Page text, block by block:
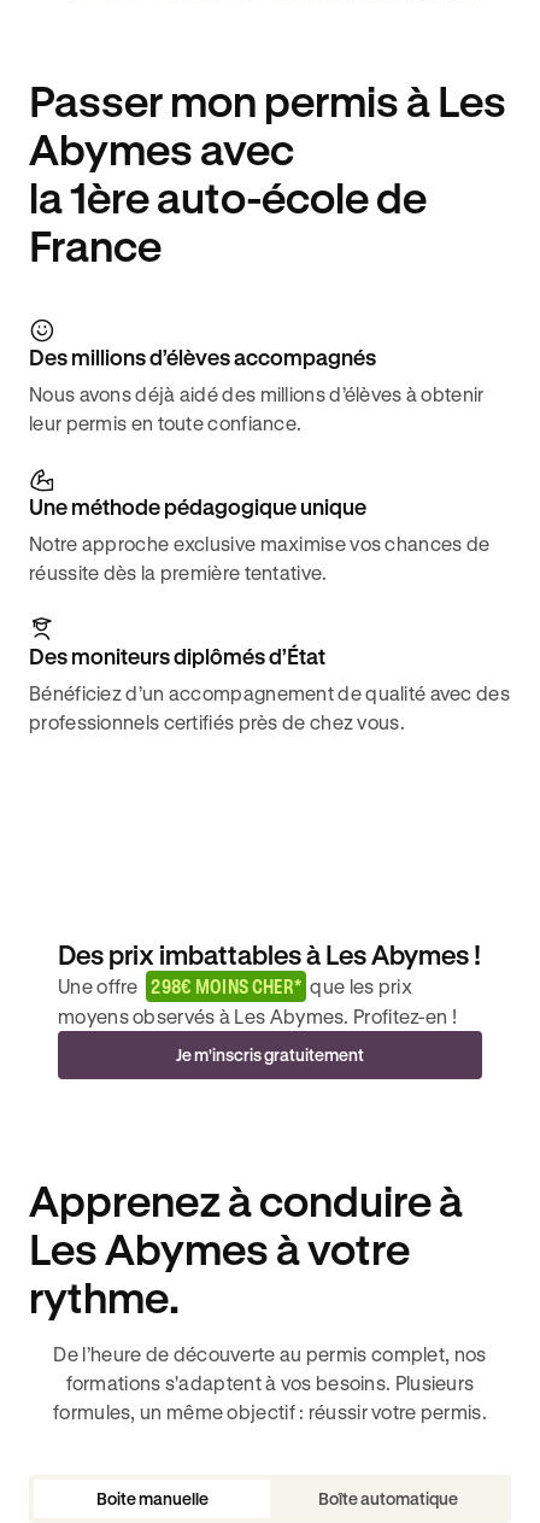
Passer mon permis à Les
Abymes avec
la 1ère auto-école de
France
Des millions d’élèves accompagnés
Nous avons déjà aidé des millions d’élèves à obtenir
leur permis en toute confiance.
Une méthode pédagogique unique
Notre approche exclusive maximise vos chances de
réussite dès la première tentative.
Des moniteurs diplômés d’État
Bénéficiez d’un accompagnement de qualité avec des
professionnels certifiés près de chez vous.
Des prix imbattables à Les Abymes !
Une offre 298€ MOINS CHER* que les prix
moyens observés à Les Abymes. Profitez-en !
Je m'inscris gratuitement
Apprenez à conduire à
Les Abymes à votre
rythme.
De l’heure de découverte au permis complet, nos
formations s'adaptent à vos besoins. Plusieurs
formules, un même objectif : réussir votre permis.
Boite manuelle Boîte automatique